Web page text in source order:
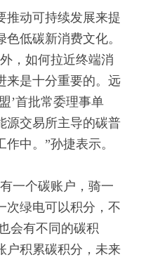
推动可持续发展来提
低碳新消费文化。
，如何拉近终端消
来是十分重要的。远
’首批常委理事单
源交易所主导的碳普
中。”孙捷表示。
一个碳账户，骑一
次绿电可以积分，不
会有不同的碳积
户积累碳积分，未来